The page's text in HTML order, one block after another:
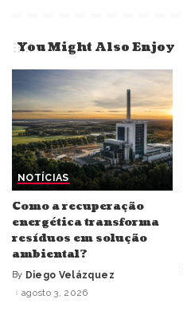
You Might Also Enjoy
NOTÍCIAS
Como a recuperação
energética transforma
resíduos em solução
ambiental?
Posted
by
By Diego Velázquez
agosto 3, 2026